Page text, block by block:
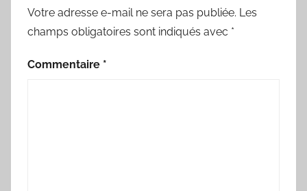
Votre adresse e-mail ne sera pas publiée. Les
champs obligatoires sont indiqués avec *
Commentaire *